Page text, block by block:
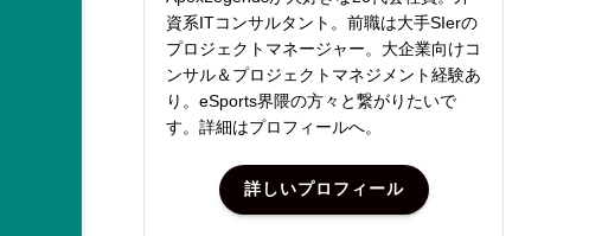
資系ITコンサルタント。前職は大手SIerの
プロジェクトマネージャー。大企業向けコ
ンサル＆プロジェクトマネジメント経験あ
り。eSports界隈の方々と繋がりたいで
す。詳細はプロフィールへ。
詳しいプロフィール